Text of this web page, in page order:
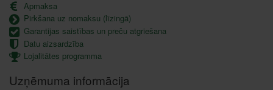
Apmaksa
Pirkšana uz nomaksu (līzingā)
Garantijas saistības un preču atgriešana
Datu aizsardzība
Lojalitātes programma
Uzņēmuma informācija